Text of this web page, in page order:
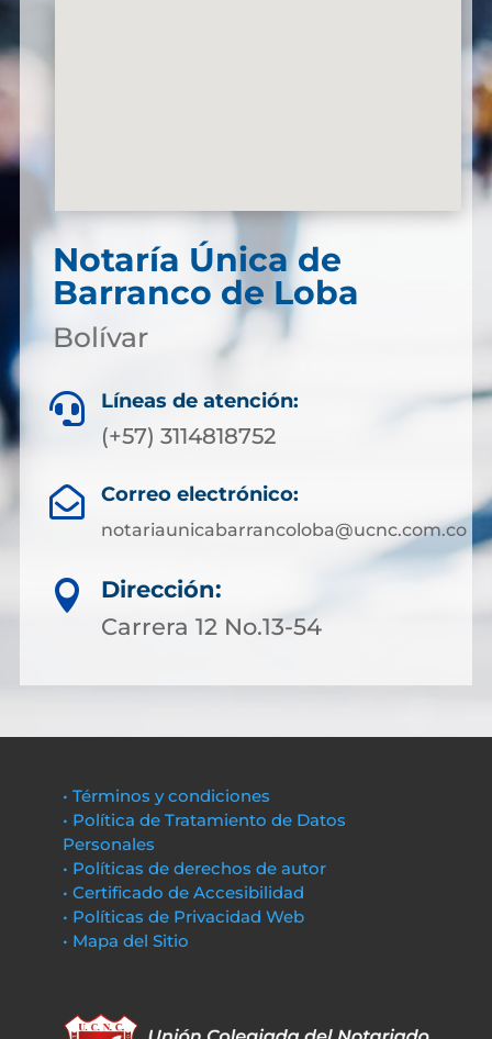
Notaría Única de
Barranco de Loba
Bolívar
 Líneas de atención:
(+57) 3114818752
 Correo electrónico:
notariaunicabarrancoloba@ucnc.com.co

Dirección:
Carrera 12 No.13-54
• Términos y condiciones
• Política de Tratamiento de Datos
Personales
• Políticas de derechos de autor
• Certificado de Accesibilidad
• Políticas de Privacidad Web
• Mapa del Sitio